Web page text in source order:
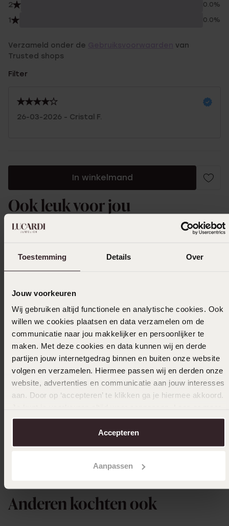
Toestemming Details Over
Jouw voorkeuren
Wij gebruiken altijd functionele en analytische cookies. Ook
willen we cookies plaatsen en data verzamelen om de
communicatie naar jou makkelijker en persoonlijker te
maken. Met deze cookies en data kunnen wij en derde
partijen jouw internetgedrag binnen en buiten onze website
volgen en verzamelen. Hiermee passen wij en derden onze
website, advertenties en communicatie aan jouw interesses
aan. Door op ‘accepteren’ te klikken ga je hiermee akkoord.
over in onscookiebeleid.
Accepteren
Aanpassen
2 0.0%
1 0.0%
Verzameld onder de
van
Trusted shops
Filter
26-03-2026 - Cristal F.
In winkelmand
Ook leuk voor jou
Stainless steel goldplated oorhangers hart
met zirkonia voor dames
19.9913
Anderen kochten ook